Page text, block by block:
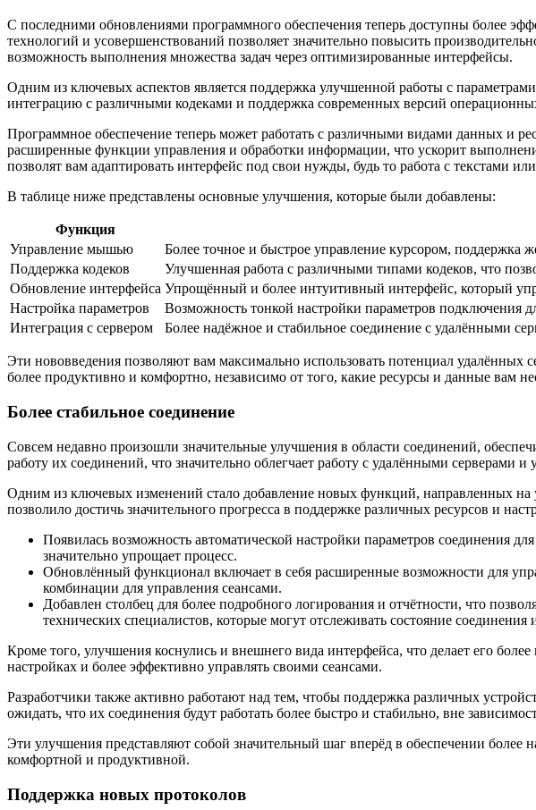
С последними обновлениями программного обеспечения теперь доступны более
технологий и усовершенствований позволяет значительно повысить
возможность выполнения множества задач через оптимизированные интерфейсы.
Одним из ключевых аспектов является поддержка улучшенной работы с
интеграцию с различными кодеками и поддержка современных версий
Программное обеспечение теперь может работать с различными видами данных и
расширенные функции управления и обработки информации, что ускорит
позволят вам адаптировать интерфейс под свои нужды, будь то работа с текстами
В таблице ниже представлены основные улучшения, которые были добавлены:
Функция
Управление мышью
Более точное и быстрое управление курсором, поддержка
Поддержка кодеков
Улучшенная работа с различными типами кодеков, что
Обновление интерфейса Упрощённый и более интуитивный интерфейс, который
Настройка параметров
Возможность тонкой настройки параметров подключения
Интеграция с сервером
Более надёжное и стабильное соединение с удалёнными
Эти нововведения позволяют вам максимально использовать потенциал
более продуктивно и комфортно, независимо от того, какие ресурсы и данные вам
Более стабильное соединение
Совсем недавно произошли значительные улучшения в области соединений,
работу их соединений, что значительно облегчает работу с удалёнными серверами и
Одним из ключевых изменений стало добавление новых функций, направленных на
позволило достичь значительного прогресса в поддержке различных ресурсов и
Появилась возможность автоматической настройки параметров соединения
значительно упрощает процесс.
Обновлённый функционал включает в себя расширенные возможности для
комбинации для управления сеансами.
Добавлен столбец для более подробного логирования и отчётности, что
технических специалистов, которые могут отслеживать состояние
Кроме того, улучшения коснулись и внешнего вида интерфейса, что делает его
настройках и более эффективно управлять своими сеансами.
Разработчики также активно работают над тем, чтобы поддержка различных
ожидать, что их соединения будут работать более быстро и стабильно, вне
Эти улучшения представляют собой значительный шаг вперёд в обеспечении более
комфортной и продуктивной.
Поддержка новых протоколов